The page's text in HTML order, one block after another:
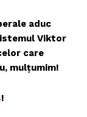
aduc
Viktor
care
mulțumim!
!